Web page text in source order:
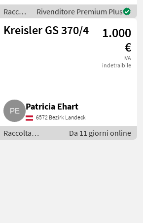
mangimi Voltafieno
Raccolta
mangimi
/ Galfre
Rivenditore Premium Plus
Kreisler GS 370/4
1.000
€
IVA
indetraibile
Patricia Ehart
6572 Bezirk Landeck
Raccolta
mangimi /
Da 11 giorni online